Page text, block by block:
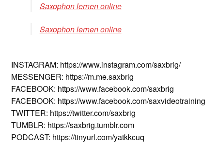
Saxophon lernen online
Saxophon lernen online
INSTAGRAM: https://www.instagram.com/saxbrig/
MESSENGER: https://m.me.saxbrig
FACEBOOK: https://www.facebook.com/saxbrig
FACEBOOK: https://www.facebook.com/saxvideotraining
TWITTER: https://twitter.com/saxbrig
TUMBLR: https://saxbrig.tumblr.com
PODCAST: https://tinyurl.com/yatkkcuq